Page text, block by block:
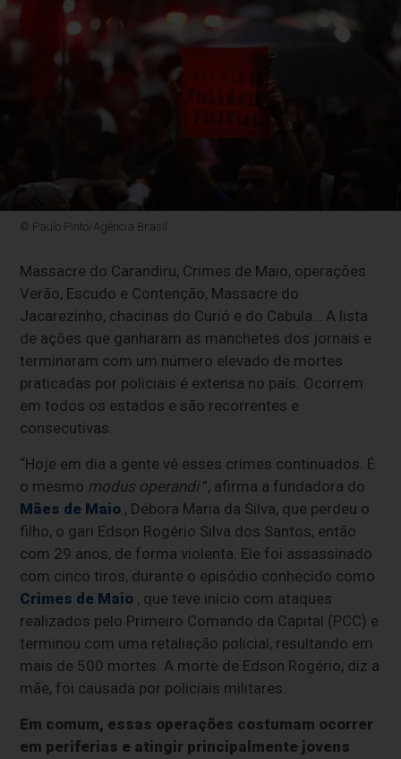
© Paulo Pinto/Agência Brasil
Massacre do Carandiru, Crimes de Maio, operações
Verão, Escudo e Contenção, Massacre do
Jacarezinho, chacinas do Curió e do Cabula… A lista
de ações que ganharam as manchetes dos jornais e
terminaram com um número elevado de mortes
praticadas por policiais é extensa no país. Ocorrem
em todos os estados e são recorrentes e
consecutivas.
“Hoje em dia a gente vê esses crimes continuados. É
o mesmo modus operandi”, afirma a fundadora do
Mães de Maio , Débora Maria da Silva, que perdeu o
filho, o gari Edson Rogério Silva dos Santos, então
com 29 anos, de forma violenta. Ele foi assassinado
com cinco tiros, durante o episódio conhecido como
Crimes de Maio , que teve início com ataques
realizados pelo Primeiro Comando da Capital (PCC) e
terminou com uma retaliação policial, resultando em
mais de 500 mortes. A morte de Edson Rogério, diz a
mãe, foi causada por policiais militares.
Em comum, essas operações costumam ocorrer
em periferias e atingir principalmente jovens